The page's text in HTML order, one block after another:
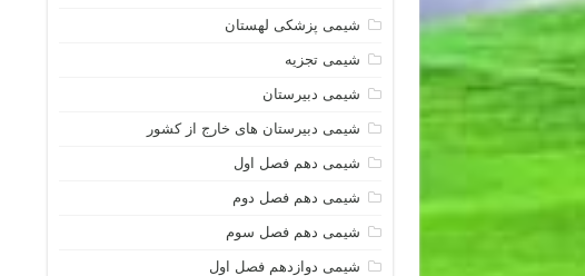
شیمی پزشکی لهستان
شیمی تجزیه
شیمی دبیرستان
شیمی دبیرستان های خارج از کشور
شیمی دهم فصل اول
شیمی دهم فصل دوم
شیمی دهم فصل سوم
شیمی دوازدهم فصل اول